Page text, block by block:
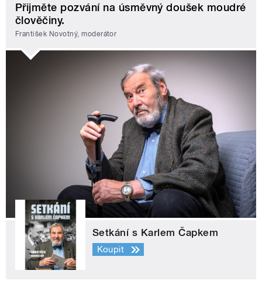
Přijměte pozvání na úsměvný doušek moudré
člověčiny.
František Novotný, moderátor
Setkání s Karlem Čapkem
Koupit